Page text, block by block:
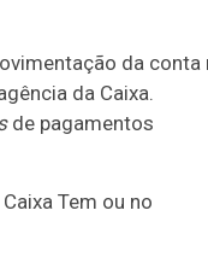
da conta
da Caixa.
de pagamentos
Tem ou no